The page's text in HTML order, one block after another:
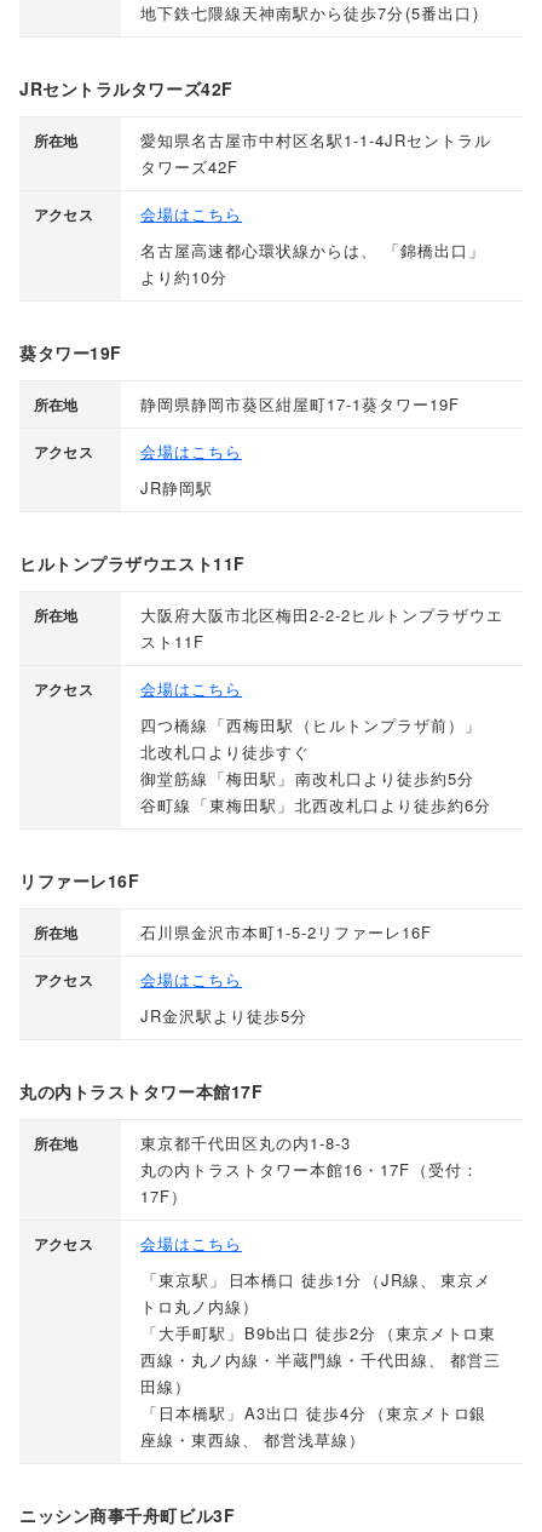
地下鉄七隈線天神南駅から徒歩7分 (5番出口 )
JRセントラルタワーズ42F
所在地
愛知県名古屋市中村区名駅1-1-4JRセントラル
タワーズ42F
アクセス
会場はこちら
名古屋高速都心環状線からは、 「錦橋出口 」
より約10分
葵タワー19F
所在地 静岡県静岡市葵区紺屋町17-1葵タワー19F
アクセス
会場はこちら
JR静岡駅
ヒルトンプラザウエスト11F
所在地
大阪府大阪市北区梅田2-2-2ヒルトンプラザウエ
スト11F
アクセス
会場はこちら
四つ橋線 「西梅田駅 （ ヒルトンプラザ前）」
北改札口より徒歩すぐ
御堂筋線 「梅田駅 」 南改札口より徒歩約5分
谷町線 「東梅田駅 」 北西改札口より徒歩約6分
リファーレ16F
所在地 石川県金沢市本町1-5-2リファーレ16F
アクセス
会場はこちら
JR金沢駅より徒歩5分
丸の内トラストタワー本館17F
所在地
東京都千代田区丸の内1-8-3
丸の内トラストタワー本館16・17F （受付：
17F）
アクセス
会場はこちら
「東京駅 」 日本橋口 徒歩1分 （JR線、
東京メ
トロ丸ノ内線 ）
「大手町駅 」 B9b出口 徒歩2分 （東京メトロ東
西線・丸ノ内線・半蔵門線・千代田線、
都営三
田線 ）
「 日本橋駅 」 A3出口 徒歩4分 （東京メトロ銀
座線・東西線、 都営浅草線 ）
ニッシン商事千舟町ビル3F